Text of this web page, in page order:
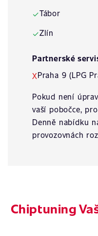
✓Tábor
✓Zlín
Partnerské
XPraha 9 (LPG
Pokud není
vaší pobočce,
Denně nabídku
provozovnách
Chiptuning